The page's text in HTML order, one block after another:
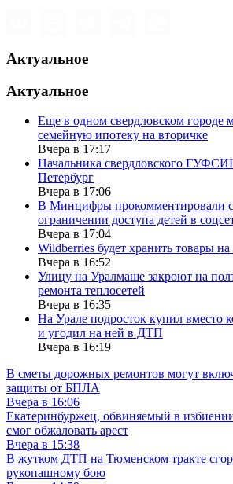
Актуальное
Актуальное
Еще в одном свердловском городе
семейную ипотеку на вторичке
Вчера в 17:17
Начальника свердловского
Петербург
Вчера в 17:06
В Минцифры прокомментировали
ограничении доступа детей в
Вчера в 17:04
Wildberries будет хранить товары
Вчера в 16:52
Улицу на Уралмаше закроют на
ремонта теплосетей
Вчера в 16:35
На Урале подросток купил вместо
и угодил на ней в ДТП
Вчера в 16:19
В сметы дорожных ремонтов могут
защиты от БПЛА
Вчера в 16:06
Екатеринбуржец, обвиняемый в
смог обжаловать арест
Вчера в 15:38
В жутком ДТП на Тюменском тракте
рукопашному бою